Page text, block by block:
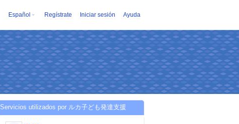
Español Regístrate Iniciar sesión Ayuda
Servicios utilizados por ルカ子ども発達支援